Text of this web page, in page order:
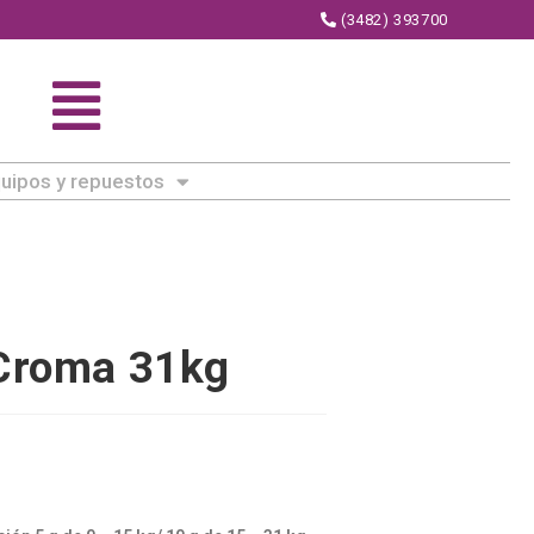
(3482) 393700
y repuestos
31kg